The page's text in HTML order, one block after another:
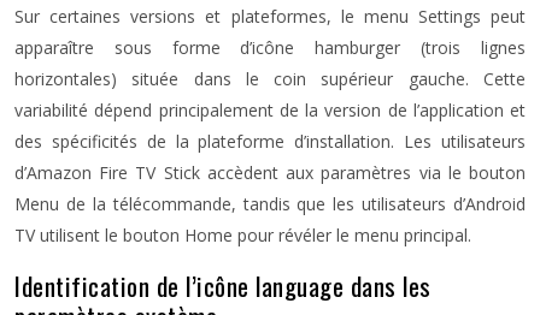
Sur certaines versions et plateformes, le menu Settings peut
apparaître sous forme d’icône hamburger (trois lignes
horizontales) située dans le coin supérieur gauche. Cette
variabilité dépend principalement de la version de l’application et
des spécificités de la plateforme d’installation. Les utilisateurs
d’Amazon Fire TV Stick accèdent aux paramètres via le bouton
Menu de la télécommande, tandis que les utilisateurs d’Android
TV utilisent le bouton Home pour révéler le menu principal.
Identification de l’icône language dans les